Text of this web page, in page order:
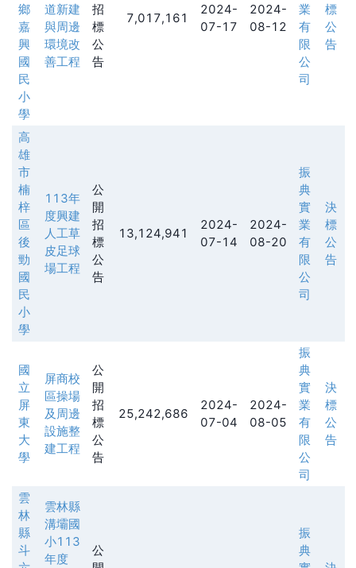
鄉
嘉
興
國
民
小
學
道新建
與周邊
環境改
善工程
招
標
公
告
7,017,161
2024-
07-17
2024-
08-12
業
有
限
公
司
標
公
告
高
雄
市
楠
梓
區
後
勁
國
民
小
學
113年
度興建
人工草
皮足球
場工程
公
開
招
標
公
告
13,124,941
2024-
07-14
2024-
08-20
振
典
實
業
有
限
公
司
決
標
公
告
國
立
屏
東
大
學
屏商校
區操場
及周邊
設施整
建工程
公
開
招
標
公
告
25,242,686
2024-
07-04
2024-
08-05
振
典
實
業
有
限
公
司
決
標
公
告
雲
林
縣
斗
雲林縣
溝壩國
小113
年度
公
振
典